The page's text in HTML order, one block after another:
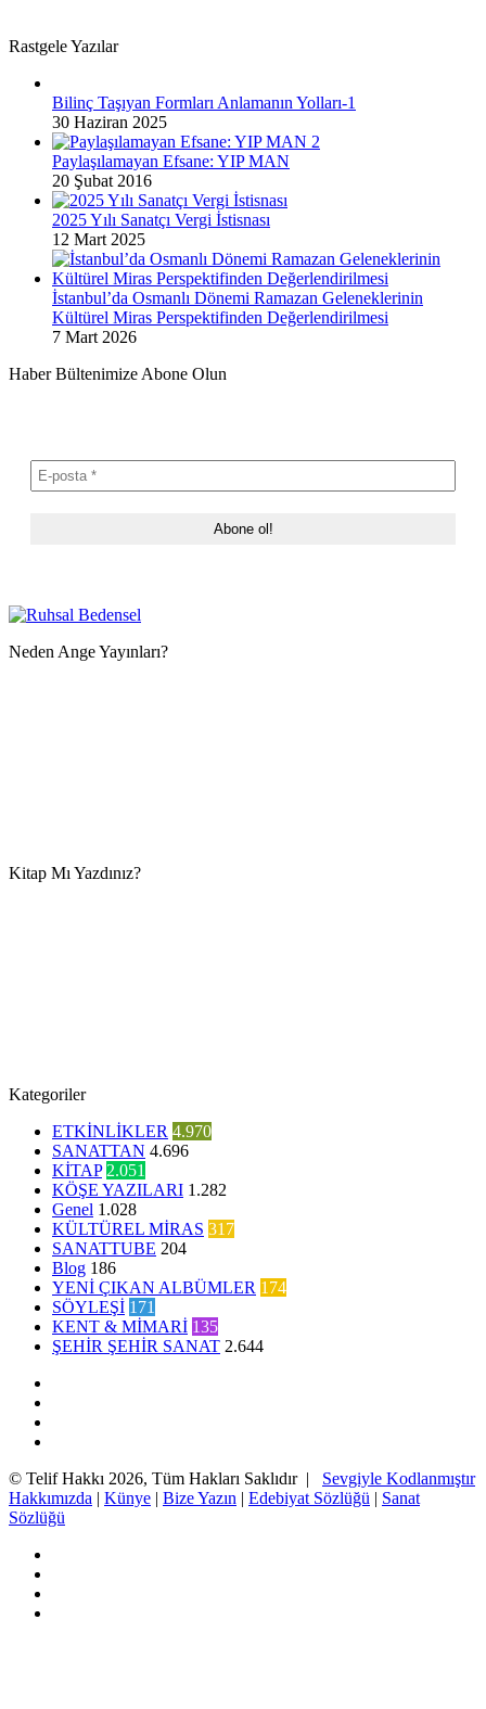
Rastgele Yazılar
Bilinç Taşıyan Formları Anlamanın Yolları-1
30 Haziran 2025
Paylaşılamayan Efsane: YIP MAN
20 Şubat 2016
2025 Yılı Sanatçı Vergi İstisnası
12 Mart 2025
İstanbul’da Osmanlı Dönemi Ramazan Geleneklerinin
Kültürel Miras Perspektifinden Değerlendirilmesi
7 Mart 2026
Haber Bültenimize Abone Olun
Neden Ange Yayınları?
Kitap Mı Yazdınız?
Kategoriler
ETKİNLİKLER 4.970
SANATTAN 4.696
KİTAP 2.051
KÖŞE YAZILARI 1.282
Genel 1.028
KÜLTÜREL MİRAS 317
SANATTUBE 204
Blog 186
YENİ ÇIKAN ALBÜMLER 174
SÖYLEŞİ 171
KENT & MİMARİ 135
ŞEHİR ŞEHİR SANAT 2.644
© Telif Hakkı 2026, Tüm Hakları Saklıdır | Sevgiyle Kodlanmıştır
Hakkımızda | Künye | Bize Yazın | Edebiyat Sözlüğü | Sanat
Sözlüğü